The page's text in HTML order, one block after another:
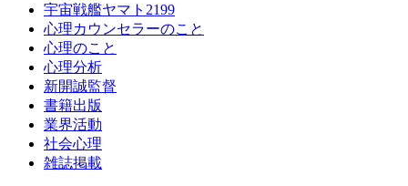
宇宙戦艦ヤマト2199
心理カウンセラーのこと
心理のこと
心理分析
新開誠監督
書籍出版
業界活動
社会心理
雑誌掲載